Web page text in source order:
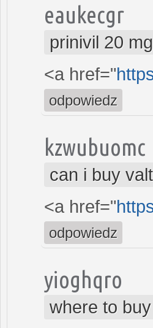
eaukecgr
prinivil 20
<a href="
odpowiedz
kzwubuomc
can i buy
<a href="
odpowiedz
yioghqro
where to